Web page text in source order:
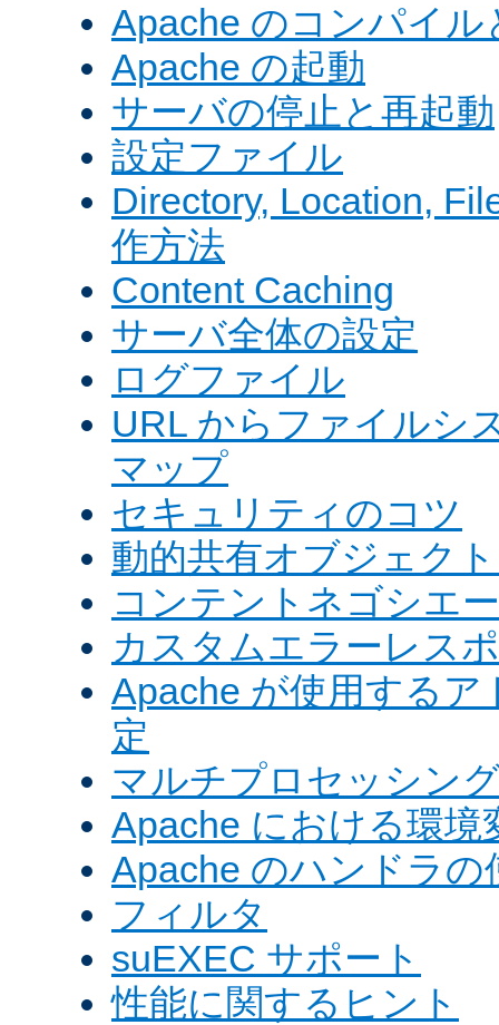
Apache のコンパイ
Apache の起動
サーバの停止と再起動
設定ファイル
Directory, Location,
作方法
Content Caching
サーバ全体の設定
ログファイル
URL からファイルシ
マップ
セキュリティのコツ
動的共有オブジェク
コンテントネゴシエ
カスタムエラーレス
Apache が使用する
定
マルチプロセッシン
Apache における環境
Apache のハンドラの
フィルタ
suEXEC サポート
性能に関するヒント